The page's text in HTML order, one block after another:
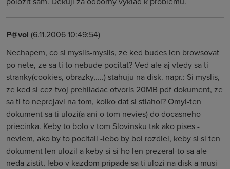
P@vol (6.11.2006 10:49:54)
Nechapem, co si myslis-myslis, ze ked budes len browsovat
po nete, ze sa ti to nebude pocitat? Ved ale aj vtedy sa ti
stranky(cookies, obrazky,....) stahuju na disk. napr.: Si myslis,
ze ked si cez tvoj prehliadac otvoris 20MB pdf dokument, ze
sa ti to neprejavi na tom, kolko dat si stiahol? Omyl-ten
dokument sa ti ulozi(a ani o tom nevies) do docasneho
priecinka. Keby to bolo v tom Slovinsku tak ako pises -
neviem, ako by to pocitali -lebo by bol rozdiel, keby si si ten
dokument len ulozil a keby si si ho len prezeral-to sa ale
neda zistit, lebo v kazdom pripade sa ti ulozi na disk a musi